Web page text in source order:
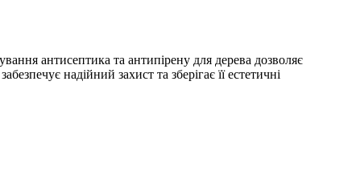
антисептика та антипірену для дерева дозволяє
надійний захист та зберігає її естетичні